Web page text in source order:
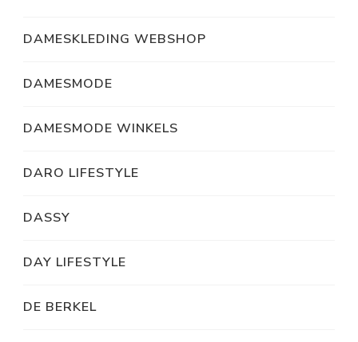
DAMESKLEDING WEBSHOP
DAMESMODE
DAMESMODE WINKELS
DARO LIFESTYLE
DASSY
DAY LIFESTYLE
DE BERKEL